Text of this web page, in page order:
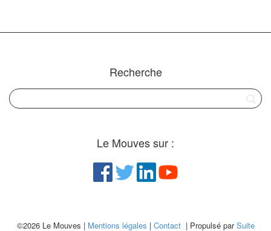
Recherche
Le Mouves sur :
©2026 Le Mouves | Mentions légales | Contact| Propulsé parSuite